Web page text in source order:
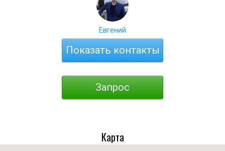
Евгений
Показать контакты
Запрос
Карта